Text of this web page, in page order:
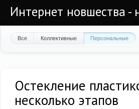
Интернет новшества -
Все Коллективные Персональные
Остекление
несколько этапов